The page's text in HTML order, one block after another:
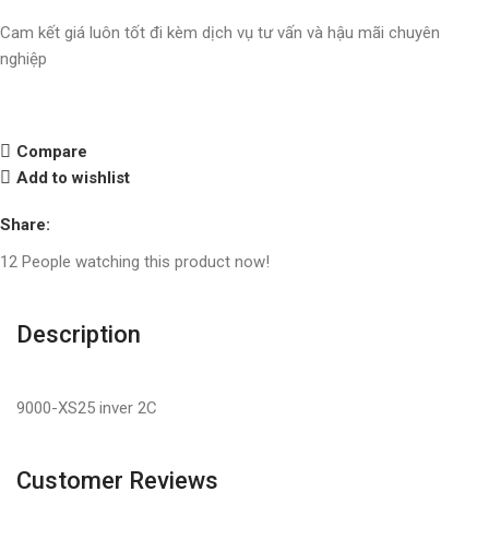
Cam kết giá luôn tốt đi kèm dịch vụ tư vấn và hậu mãi chuyên
nghiệp
Compare
Add to wishlist
Share:
12 People watching this product now!
Description
9000-XS25 inver 2C
Customer Reviews